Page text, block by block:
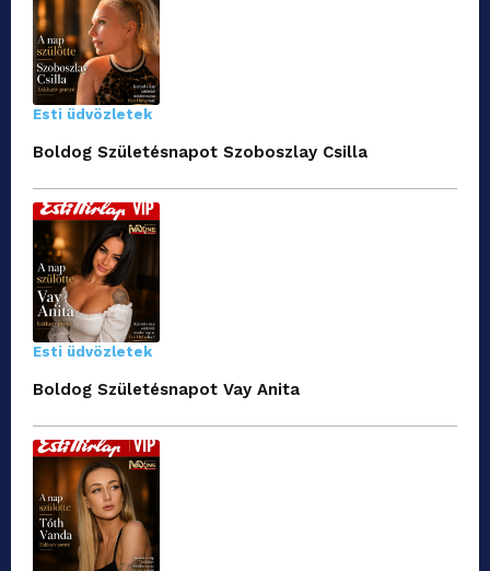
Esti üdvözletek
Boldog Születésnapot Szoboszlay Csilla
Esti üdvözletek
Boldog Születésnapot Vay Anita